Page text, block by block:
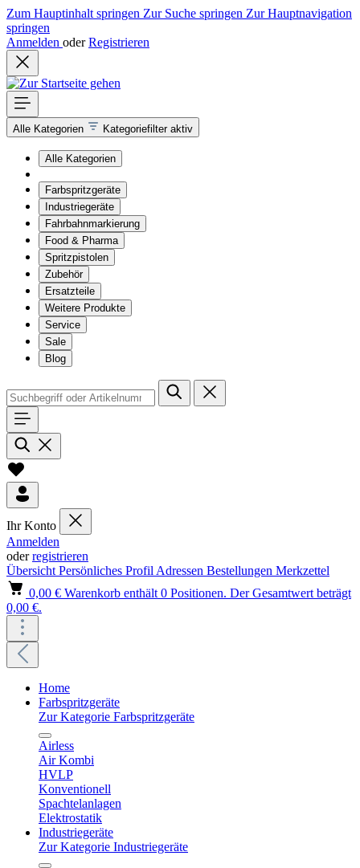
Zum Hauptinhalt springen Zur Suche springen Zur Hauptnavigation
springen
Anmelden oder Registrieren
Alle Kategorien Kategoriefilter aktiv
Alle Kategorien
Farbspritzgeräte
Industriegeräte
Fahrbahnmarkierung
Food & Pharma
Spritzpistolen
Zubehör
Ersatzteile
Weitere Produkte
Service
Sale
Blog
Ihr Konto
Anmelden
oderregistrieren
Übersicht Persönliches Profil Adressen Bestellungen Merkzettel
0,00 € Warenkorb enthält 0 Positionen. Der Gesamtwert beträgt
0,00 €.
Home
Farbspritzgeräte
Zur Kategorie Farbspritzgeräte
Airless
Air Kombi
HVLP
Konventionell
Spachtelanlagen
Elektrostatik
Industriegeräte
Zur Kategorie Industriegeräte